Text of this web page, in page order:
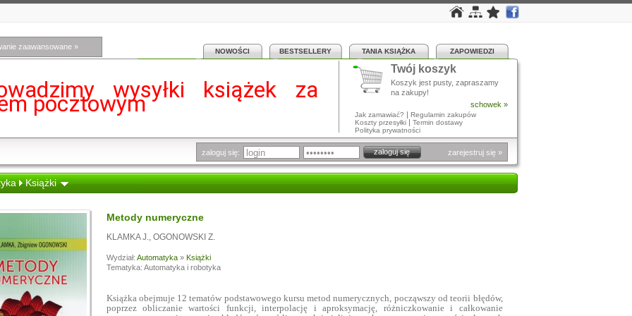
zaawansowane »
NOWOŚCI BESTSELLERY TANIA KSIĄŻKA ZAPOWIEDZI
wysyłki książek za
pocztowym
Twój koszyk
Koszyk jest pusty, zapraszamy
na zakupy!
schowek »
Jak zamawiać? | Regulamin zakupów
Koszty przesyłki | Termin dostawy
Polityka prywatności
zaloguj się: zarejestruj się »
Książki
Metody numeryczne
KLAMKA J., OGONOWSKI Z.
Wydział: Automatyka» Książki
Tematyka: Automatyka i robotyka
Książka obejmuje 12 tematów podstawowego kursu metod numerycznych, począwszy od teorii błędów,
poprzez obliczanie wartości funkcji, interpolację i aproksymację, różniczkowanie i całkowanie